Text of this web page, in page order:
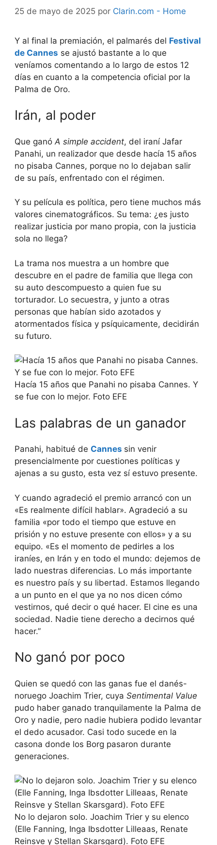
25 de mayo de 2025 por Clarin.com - Home
Y al final la premiación, el palmarés del Festival
de Cannes se ajustó bastante a lo que
veníamos comentando a lo largo de estos 12
días en cuanto a la competencia oficial por la
Palma de Oro.
Irán, al poder
Que ganó A simple accident, del iraní Jafar
Panahi, un realizador que desde hacía 15 años
no pisaba Cannes, porque no lo dejaban salir
de su país, enfrentado con el régimen.
Y su película es política, pero tiene muchos más
valores cinematográficos. Su tema: ¿es justo
realizar justicia por mano propia, con la justicia
sola no llega?
La trama nos muestra a un hombre que
descubre en el padre de familia que llega con
su auto descompuesto a quien fue su
torturador. Lo secuestra, y junto a otras
personas que habían sido azotados y
atormentados física y psíquicamente, decidirán
su futuro.
Hacía 15 años que Panahi no pisaba Cannes. Y
se fue con lo mejor. Foto EFE
Las palabras de un ganador
Panahi, habitué de Cannes sin venir
presencialmente por cuestiones políticas y
ajenas a su gusto, esta vez sí estuvo presente.
Y cuando agradeció el premio arrancó con un
«Es realmente difícil hablar». Agradeció a su
familia «por todo el tiempo que estuve en
prisión y no estuve presente con ellos» y a su
equipo. «Es el momento de pedirles a los
iraníes, en Irán y en todo el mundo: dejemos de
lado nuestras diferencias. Lo más importante
es nuestro país y su libertad. Estamos llegando
a un punto en el que ya no nos dicen cómo
vestirnos, qué decir o qué hacer. El cine es una
sociedad. Nadie tiene derecho a decirnos qué
hacer.”
No ganó por poco
Quien se quedó con las ganas fue el danés-
noruego Joachim Trier, cuya Sentimental Value
pudo haber ganado tranquilamente la Palma de
Oro y nadie, pero nadie hubiera podido levantar
el dedo acusador. Casi todo sucede en la
casona donde los Borg pasaron durante
generaciones.
No lo dejaron solo. Joachim Trier y su elenco
(Elle Fanning, Inga Ibsdotter Lilleaas, Renate
Reinsve y Stellan Skarsgard). Foto EFE